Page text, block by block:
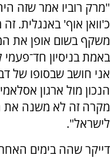
"מרק רוביו אמר שזה
כ'וואן אוף' באנגלית.
משקף בשום אופן את
באמת בניסיון
אני חושב שבסופו של
הנכון מול ארגון
מקרה זה לא משנה את
לישראל".
דייקר שהה בימים